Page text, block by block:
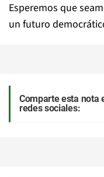
Esperemos que
un futuro
Comparte esta nota
redes sociales: